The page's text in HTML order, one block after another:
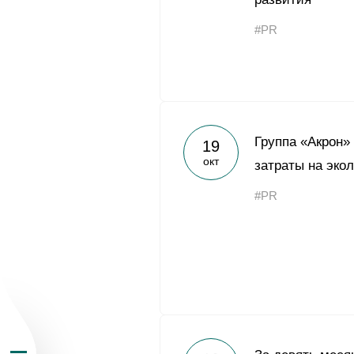
О Группе «Акрон»
География
#PR
19
окт
Группа
затраты на
#PR